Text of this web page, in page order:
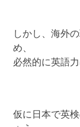
しかし、海外
め、
必然的に英語
仮に日本で英